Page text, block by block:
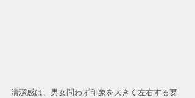
清潔感は、男女問わず印象を大きく左右する要